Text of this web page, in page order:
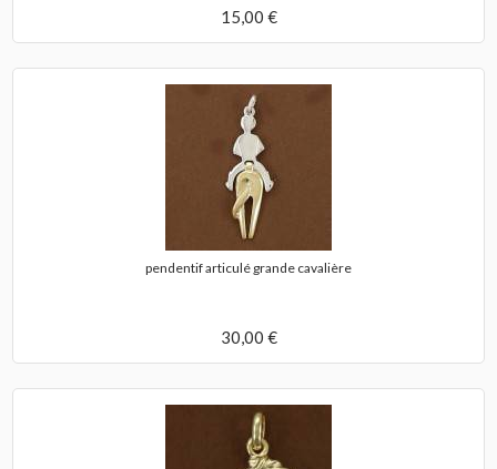
15,00 €
pendentif articulé grande cavalière
30,00 €